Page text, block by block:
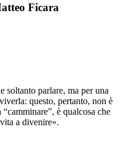
Ficara
soltanto parlare, ma per una
questo, pertanto, non è
è qualcosa che
a divenire».